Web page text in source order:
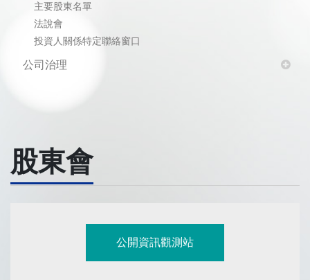
主要股東名單
法說會
投資人關係特定聯絡窗口
公司治理
股東會
公開資訊觀測站